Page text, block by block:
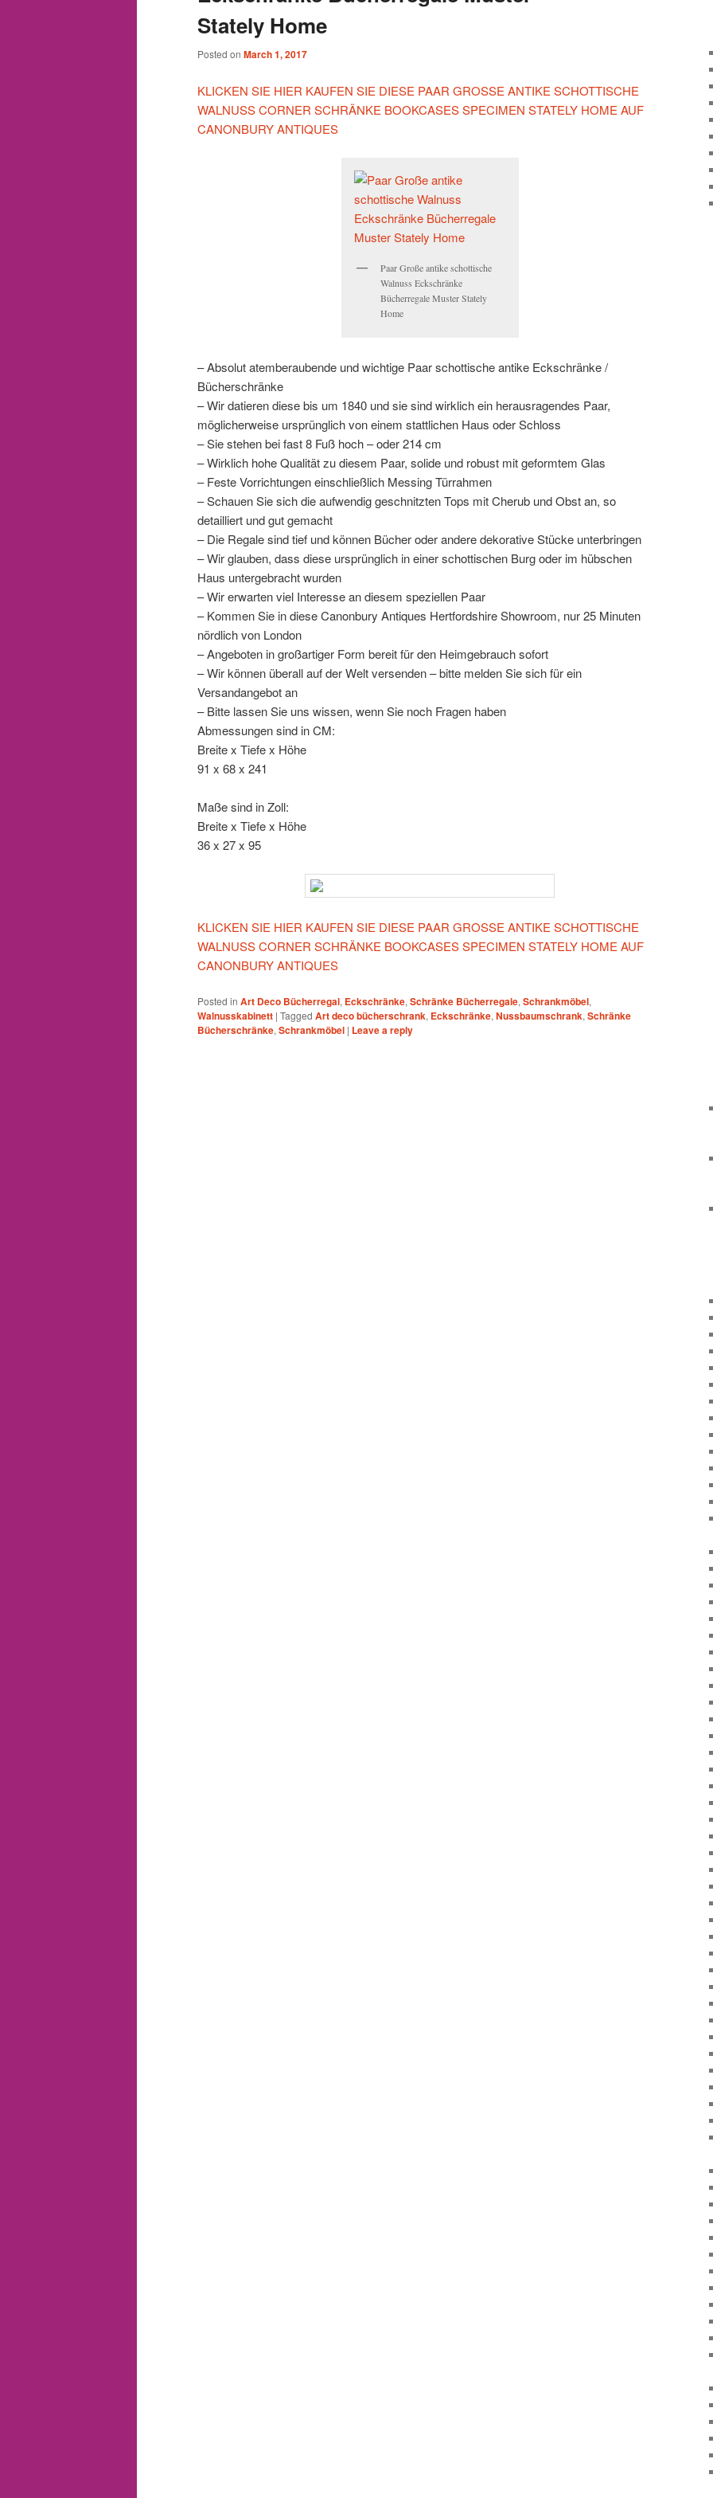
Stately Home
Posted on March 1, 2017
KLICKEN SIE HIER KAUFEN SIE DIESE PAAR GROSSE ANTIKE SCHOTTISCHE
WALNUSS CORNER SCHRÄNKE BOOKCASES SPECIMEN STATELY HOME AUF
CANONBURY ANTIQUES
Paar Große antike schottische
Walnuss Eckschränke
Bücherregale Muster Stately
Home
– Absolut atemberaubende und wichtige Paar schottische antike Eckschränke /
Bücherschränke
– Wir datieren diese bis um 1840 und sie sind wirklich ein herausragendes Paar,
möglicherweise ursprünglich von einem stattlichen Haus oder Schloss
– Sie stehen bei fast 8 Fuß hoch – oder 214 cm
– Wirklich hohe Qualität zu diesem Paar, solide und robust mit geformtem Glas
– Feste Vorrichtungen einschließlich Messing Türrahmen
– Schauen Sie sich die aufwendig geschnitzten Tops mit Cherub und Obst an, so
detailliert und gut gemacht
– Die Regale sind tief und können Bücher oder andere dekorative Stücke unterbringen
– Wir glauben, dass diese ursprünglich in einer schottischen Burg oder im hübschen
Haus untergebracht wurden
– Wir erwarten viel Interesse an diesem speziellen Paar
– Kommen Sie in diese Canonbury Antiques Hertfordshire Showroom, nur 25 Minuten
nördlich von London
– Angeboten in großartiger Form bereit für den Heimgebrauch sofort
– Wir können überall auf der Welt versenden – bitte melden Sie sich für ein
Versandangebot an
– Bitte lassen Sie uns wissen, wenn Sie noch Fragen haben
Abmessungen sind in CM:
Breite x Tiefe x Höhe
91 x 68 x 241
Maße sind in Zoll:
Breite x Tiefe x Höhe
36 x 27 x 95
KLICKEN SIE HIER KAUFEN SIE DIESE PAAR GROSSE ANTIKE SCHOTTISCHE
WALNUSS CORNER SCHRÄNKE BOOKCASES SPECIMEN STATELY HOME AUF
CANONBURY ANTIQUES
Posted in Art Deco Bücherregal, Eckschränke, Schränke Bücherregale, Schrankmöbel,
Walnusskabinett | Tagged Art deco bücherschrank, Eckschränke, Nussbaumschrank, Schränke
Bücherschränke, Schrankmöbel | Leave a reply